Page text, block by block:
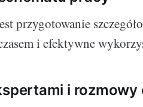
przygotowanie
i efektywne
i rozmowy